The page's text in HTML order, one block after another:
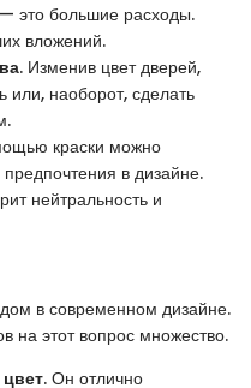
это большие расходы.
вложений.
. Изменив цвет дверей,
или, наоборот, сделать
краски можно
в дизайне.
нейтральность и
в современном дизайне.
на этот вопрос множество.
. Он отлично